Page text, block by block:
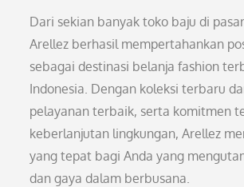
Dari sekian banyak toko baju di
Arellez berhasil mempertahankan
sebagai destinasi belanja fashion
Indonesia. Dengan koleksi terbaru
pelayanan terbaik, serta komitmen
keberlanjutan lingkungan, Arellez
yang tepat bagi Anda yang
dan gaya dalam berbusana.